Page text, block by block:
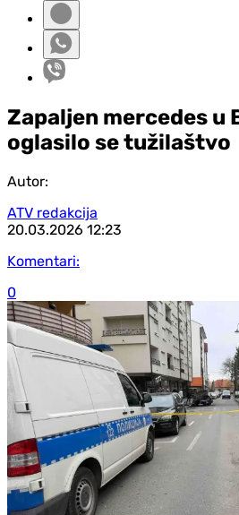
Zapaljen mercedes u
oglasilo se tužilaštvo
Autor:
ATV redakcija
20.03.2026 12:23
Komentari:
0